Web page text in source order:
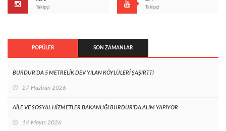
Takipçi
Takipçi
POPÜLER SON ZAMANLAR
BURDUR’DA 5 METRELİK DEV YILAN KÖYLÜLERİ ŞAŞIRTTI
27 Haziran 2026
AİLE VE SOSYAL HİZMETLER BAKANLIĞI BURDUR’DA ALIM YAPIYOR
14 Mayıs 2026